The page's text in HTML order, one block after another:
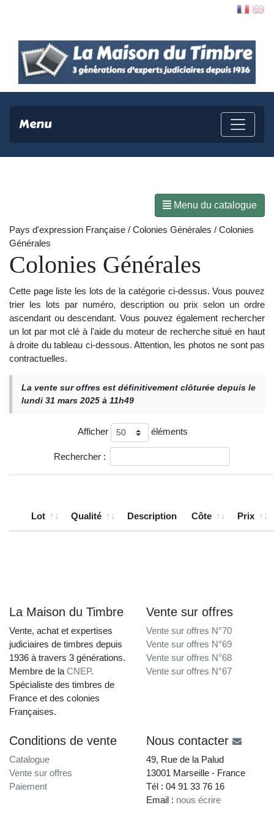
Menu
Menu du catalogue
Pays d'expression Française / Colonies Générales / Colonies
Générales
Colonies Générales
Cette page liste les lots de la catégorie ci-dessus. Vous pouvez
trier les lots par numéro, description ou prix selon un ordre
ascendant ou descendant. Vous pouvez également rechercher
un lot par mot clé à l'aide du moteur de recherche situé en haut
à droite du tableau ci-dessous. Attention, les photos ne sont pas
contractuelles.
La vente sur offres est définitivement clôturée depuis le
lundi 31 mars 2025 à 11h49
Afficher éléments
Rechercher :
Lot Qualité Description Côte Prix
La Maison du Timbre
Vente, achat et expertises
judiciaires de timbres depuis
1936 à travers 3 générations.
Membre de la CNEP.
Spécialiste des timbres de
France et des colonies
Françaises.
Vente sur offres
Vente sur offres N°70
Vente sur offres N°69
Vente sur offres N°68
Vente sur offres N°67
Conditions de vente
Catalogue
Vente sur offres
Paiement
Nous contacter
49, Rue de la Palud
13001 Marseille - France
Tél : 04 91 33 76 16
Email : nous écrire